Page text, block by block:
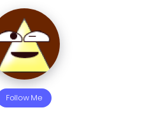
Follow Me